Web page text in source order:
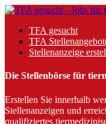
TFA gesucht
TFA
Stellenanzeige
Die Stellenbörse für
Erstellen Sie innerhalb
Stellenanzeigen und
qualifiziertes